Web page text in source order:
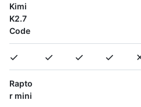
Kimi
K2.7
Code
Rapto
r mini